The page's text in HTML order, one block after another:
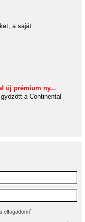
a saját
új prémium ny...
a Continental
elfogadom!*